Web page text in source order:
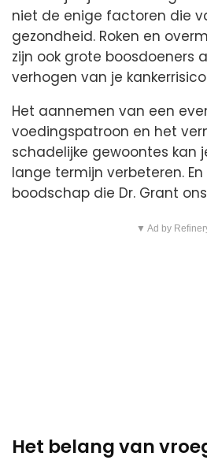
niet de enige factoren die
gezondheid. Roken en
zijn ook grote boosdoeners
verhogen van je
Het aannemen van een
voedingspatroon en het
schadelijke gewoontes kan
lange termijn verbeteren.
boodschap die Dr. Grant
▼ Ad by
Het belang van